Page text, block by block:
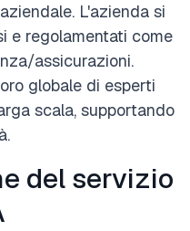
L'azienda si
e regolamentati come
assicurazioni.
globale di esperti
scala, supportando
del servizio